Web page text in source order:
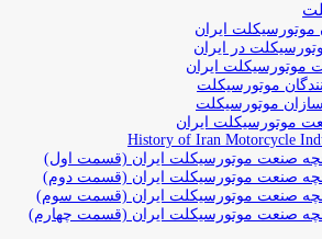
موتورسیکلت ایران
در ایران
موتورسیکلت ایران
موتورسیکلت
موتورسیکلت
موتورسیکلت ایران
History of Iran Motorcycle
صنعت موتورسیکلت ایران (قسمت اول)
صنعت موتورسیکلت ایران (قسمت دوم)
صنعت موتورسیکلت ایران (قسمت سوم)
صنعت موتورسیکلت ایران (قسمت چهارم)